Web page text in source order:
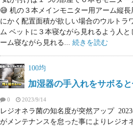
😅 机の３本メインモニター用アーム縦
にかく配置面積が欲しい場合のウルトラ
ム ベットに３本寝ながら見れるよう人
ーム寝ながら見れる... 続きを読む
100均
加湿器の手入れをサボる
0 2023/9/14
レジオネラ菌の知名度が突然アップ
がメンテナンスを怠った事によりレジオ